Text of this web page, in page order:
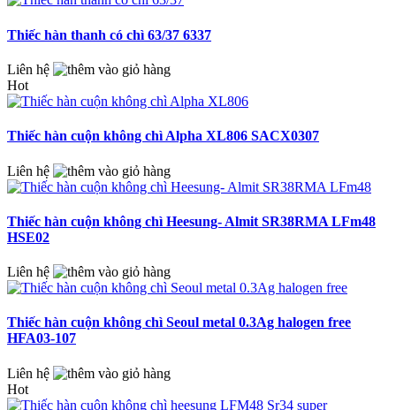
Thiếc hàn thanh có chì 63/37 6337
Liên hệ
Hot
Thiếc hàn cuộn không chì Alpha XL806 SACX0307
Liên hệ
Thiếc hàn cuộn không chì Heesung- Almit SR38RMA LFm48
HSE02
Liên hệ
Thiếc hàn cuộn không chì Seoul metal 0.3Ag halogen free
HFA03-107
Liên hệ
Hot